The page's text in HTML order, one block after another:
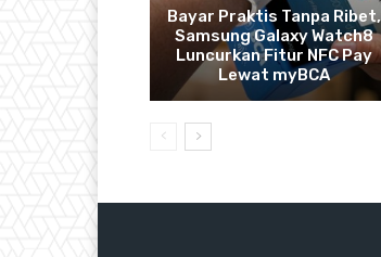
​Bayar Praktis Tanpa Ribet,
Samsung Galaxy Watch8
Luncurkan Fitur NFC Pay
Lewat myBCA